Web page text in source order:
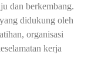
dan berkembang.
didukung oleh
organisasi
kerja